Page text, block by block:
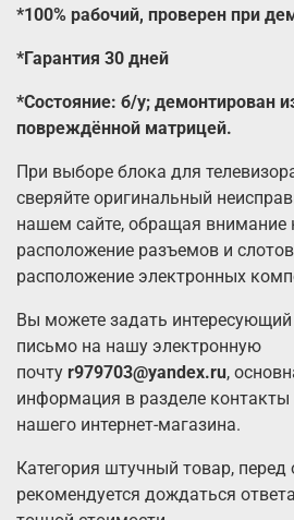
*100% рабочий, проверен при
*Гарантия 30 дней
*Состояние: б/у; демонтирован
повреждённой матрицей.
При выборе блока для
сверяйте оригинальный
нашем сайте, обращая внимание
расположение разъемов и
расположение электронных
Вы можете задать интересующий
письмо на нашу электронную
почту r979703@yandex.ru,
информация в разделе
нашего интернет-магазина.
Категория штучный товар, перед
рекомендуется дождаться